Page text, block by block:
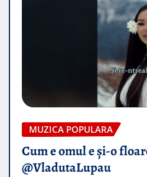
MUZICA POPULARA
Cum e omul e și-o
@VladutaLupau